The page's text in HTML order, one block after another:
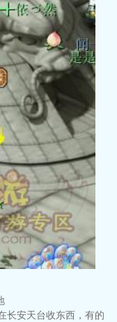
安天台收东西，有的